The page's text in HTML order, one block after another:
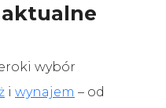
aktualne
wybór
i wynajem – od